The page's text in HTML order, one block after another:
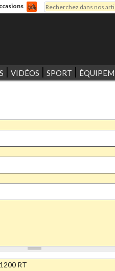
Formulaire de
Rechercher
VIDÉOS SPORT